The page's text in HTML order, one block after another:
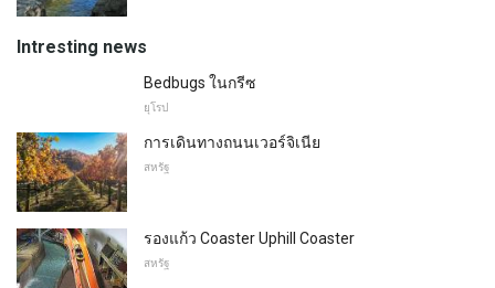
Intresting news
Bedbugs ในกรีซ
ยุโรป
การเดินทางถนนเวอร์จิเนีย
สหรัฐ
รองแก้ว Coaster Uphill Coaster
สหรัฐ